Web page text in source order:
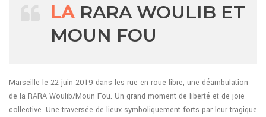
LA RARA WOULIB ET
MOUN FOU
Marseille le 22 juin 2019 dans les rue en roue libre, une déambulation
de la RARA Woulib/Moun Fou. Un grand moment de liberté et de joie
collective. Une traversée de lieux symboliquement forts par leur tragique